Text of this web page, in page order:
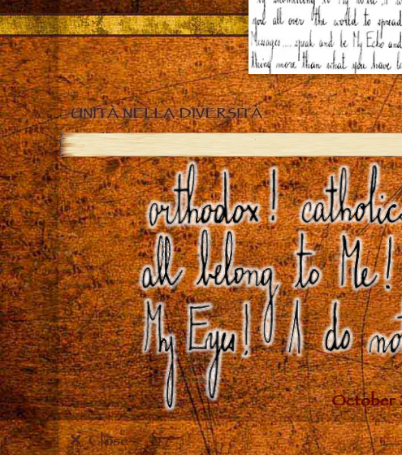
UNITÀ NELLA DIVERSITÀ
Close